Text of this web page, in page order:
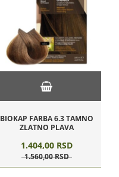
BIOKAP FARBA 6.3 TAMNO
ZLATNO PLAVA
1.404,00 RSD
1.560,00RSD